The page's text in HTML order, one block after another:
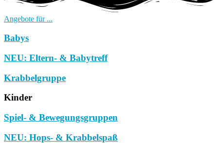
Angebote für ...
Babys
NEU: Eltern- & Babytreff
Krabbelgruppe
Kinder
Spiel- & Bewegungsgruppen
NEU: Hops- & Krabbelspaß